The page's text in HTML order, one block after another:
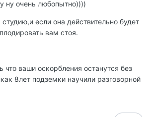
ну очень любопытно))))
если она действительно будет
вам стоя.
что ваши оскорбления останутся без
8лет подземки научили разговорной